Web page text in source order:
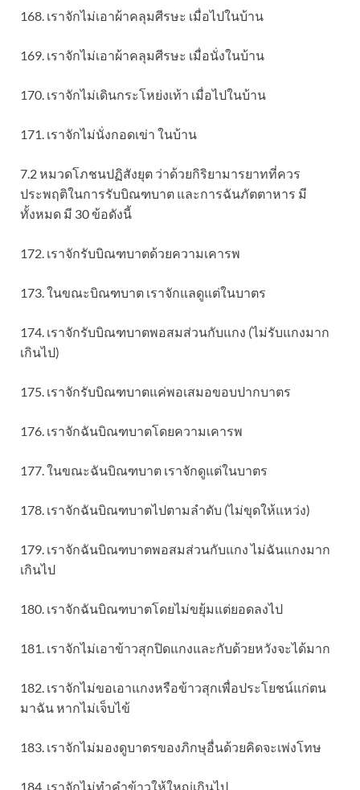
168. เราจักไม่เอาผ้าคลุมศีรษะ เมื่อไปในบ้าน
169. เราจักไม่เอาผ้าคลุมศีรษะ เมื่อนั่งในบ้าน
170. เราจักไม่เดินกระโหย่งเท้า เมื่อไปในบ้าน
171. เราจักไม่นั่งกอดเข่า ในบ้าน
7.2 หมวดโภชนปฏิสังยุต ว่าด้วยกิริยามารยาทที่ควร
ประพฤติในการรับบิณฑบาต และการฉันภัตตาหาร มี
ทั้งหมด มี 30 ข้อดังนี้
172. เราจักรับบิณฑบาตด้วยความเคารพ
173. ในขณะบิณฑบาต เราจักแลดูแต่ในบาตร
174. เราจักรับบิณฑบาตพอสมส่วนกับแกง (ไม่รับแกงมาก
เกินไป)
175. เราจักรับบิณฑบาตแค่พอเสมอขอบปากบาตร
176. เราจักฉันบิณฑบาตโดยความเคารพ
177. ในขณะฉันบิณฑบาต เราจักดูแต่ในบาตร
178. เราจักฉันบิณฑบาตไปตามลำดับ (ไม่ขุดให้แหว่ง)
179. เราจักฉันบิณฑบาตพอสมส่วนกับแกง ไม่ฉันแกงมาก
เกินไป
180. เราจักฉันบิณฑบาตโดยไม่ขยุ้มแต่ยอดลงไป
181. เราจักไม่เอาข้าวสุกปิดแกงและกับด้วยหวังจะได้มาก
182. เราจักไม่ขอเอาแกงหรือข้าวสุกเพื่อประโยชน์แก่ตน
มาฉัน หากไม่เจ็บไข้
183. เราจักไม่มองดูบาตรของภิกษุอื่นด้วยคิดจะเพ่งโทษ
184. เราจักไม่ทำคำข้าวให้ใหญ่เกินไป